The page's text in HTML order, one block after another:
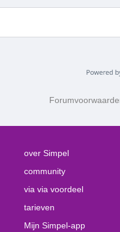
over Simpel
community
via via voordeel
tarieven
Mijn Simpel-app